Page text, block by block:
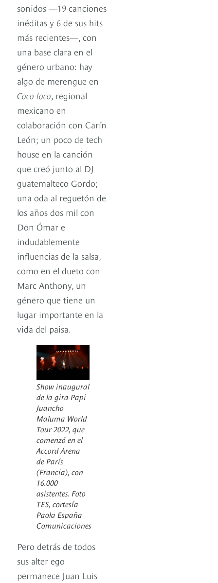
sonidos —19 canciones
inéditas y 6 de sus hits
más recientes—, con
una base clara en el
género urbano: hay
algo de merengue en
Coco loco, regional
mexicano en
colaboración con Carín
León; un poco de tech
house en la canción
que creó junto al DJ
guatemalteco Gordo;
una oda al reguetón de
los años dos mil con
Don Ómar e
indudablemente
influencias de la salsa,
como en el dueto con
Marc Anthony, un
género que tiene un
lugar importante en la
vida del paisa.
Show inaugural
de la gira Papi
Juancho
Maluma World
Tour 2022, que
comenzó en el
Accord Arena
de París
(Francia), con
16.000
asistentes. Foto
TES, cortesía
Paola España
Comunicaciones
Pero detrás de todos
sus alter ego
permanece Juan Luis